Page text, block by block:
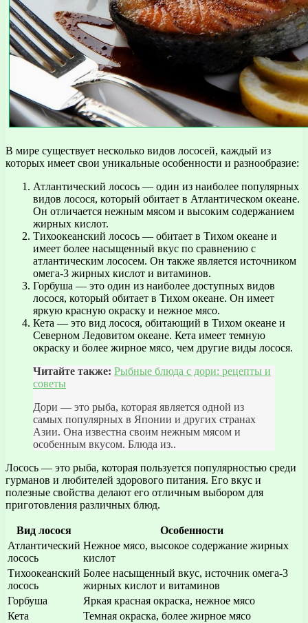
В мире существует несколько видов лососей, каждый из
которых имеет свои уникальные особенности и разнообразие:
Атлантический лосось — один из наиболее популярных
видов лосося, который обитает в Атлантическом океане.
Он отличается нежным мясом и высоким содержанием
жирных кислот.
Тихоокеанский лосось — обитает в Тихом океане и
имеет более насыщенный вкус по сравнению с
атлантическим лососем. Он также является источником
омега-3 жирных кислот и витаминов.
Горбуша — это один из наиболее доступных видов
лосося, который обитает в Тихом океане. Он имеет
яркую красную окраску и нежное мясо.
Кета — это вид лосося, обитающий в Тихом океане и
Северном Ледовитом океане. Кета имеет темную
окраску и более жирное мясо, чем другие виды лосося.
Читайте также: Рыбные блюда с дори: рецепты и
советы
Дори — это рыба, которая является одной из
самых популярных в Японии и других странах
Азии. Она известна своим нежным мясом и
особенным вкусом. Блюда из..
Лосось — это рыба, которая пользуется популярностью среди
гурманов и любителей здорового питания. Его вкус и
полезные свойства делают его отличным выбором для
приготовления различных блюд.
Вид лосося
Особенности
Атлантический
лосось
Нежное мясо, высокое содержание жирных
кислот
Тихоокеанский
лосось
Более насыщенный вкус, источник омега-3
жирных кислот и витаминов
Горбуша
Яркая красная окраска, нежное мясо
Кета
Темная окраска, более жирное мясо